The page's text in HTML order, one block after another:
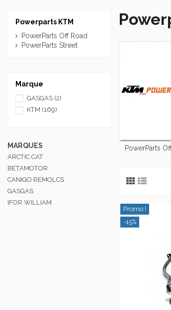
PowerParts
Promo !
-15%
Powerparts KTM
PowerParts Off Road
PowerParts Street
Marque
GASGAS (2)
KTM (169)
MARQUES
ARCTIC CAT
BETAMOTOR
CANIGO REMOLCS
GASGAS
IFOR WILLIAM